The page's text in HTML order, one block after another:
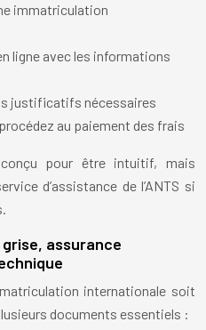
immatriculation
ligne avec les informations
justificatifs nécessaires
au paiement des frais
pour être intuitif, mais
d’assistance de l’ANTS si
assurance
internationale soit
documents essentiels :